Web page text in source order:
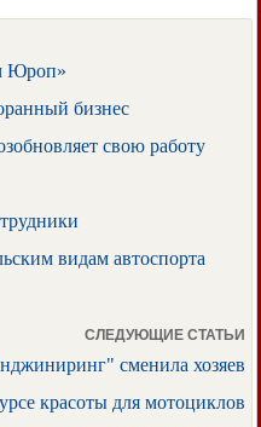
Юроп»
бизнес
свою работу
видам автоспорта
СЛЕДУЮЩИЕ СТАТЬИ
сменила хозяев
красоты для мотоциклов